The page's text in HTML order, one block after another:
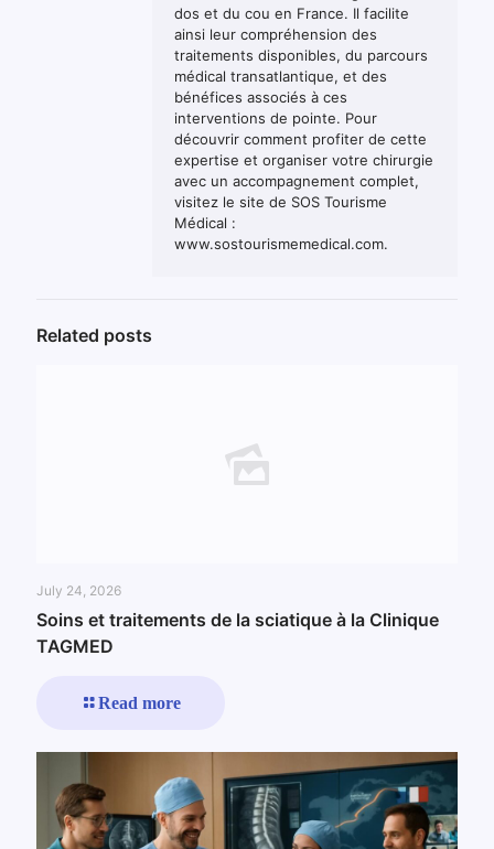
dos et du cou en France. Il facilite
ainsi leur compréhension des
traitements disponibles, du parcours
médical transatlantique, et des
bénéfices associés à ces
interventions de pointe. Pour
découvrir comment profiter de cette
expertise et organiser votre chirurgie
avec un accompagnement complet,
visitez le site de SOS Tourisme
Médical :
www.sostourismemedical.com.
Related posts
July 24, 2026
Soins et traitements de la sciatique à la Clinique
TAGMED
Read more